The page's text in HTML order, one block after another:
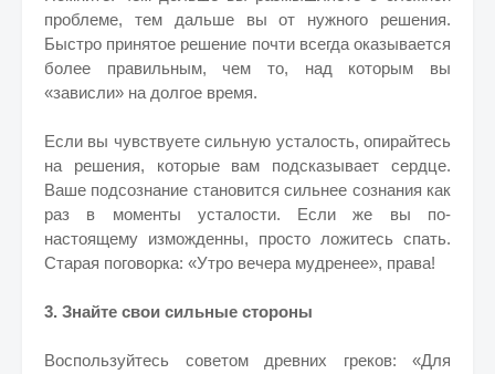
проблеме, тем дальше вы от нужного решения.
Быстро принятое решение почти всегда оказывается
более правильным, чем то, над которым вы
«зависли» на долгое время.
Если вы чувствуете сильную усталость, опирайтесь
на решения, которые вам подсказывает сердце.
Ваше подсознание становится сильнее сознания как
раз в моменты усталости. Если же вы по-
настоящему изможденны, просто ложитесь спать.
Старая поговорка: «Утро вечера мудренее», права!
3. Знайте свои сильные стороны
Воспользуйтесь советом древних греков: «Для